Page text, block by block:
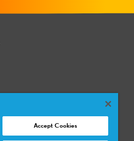
Accept Cookies